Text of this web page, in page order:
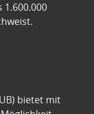
1.600.000
bietet mit